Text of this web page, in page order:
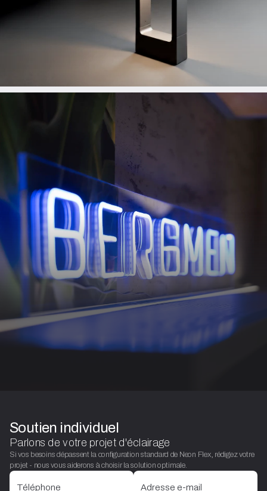
Soutien individuel
Parlons de votre projet d'éclairage
Si vos besoins dépassent la configuration standard de Neon Flex, rédigez votre
projet - nous vous aiderons à choisir la solution optimale.